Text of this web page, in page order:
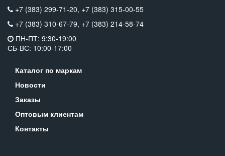
+7 (383) 299-71-20, +7 (383) 315-00-55
+7 (383) 310-67-79, +7 (383) 214-58-74
ПН-ПТ: 9:30-19:00
СБ-ВС: 10:00-17:00
Каталог по маркам
Новости
Заказы
Оптовым клиентам
Контакты